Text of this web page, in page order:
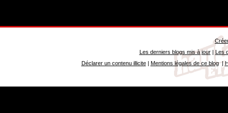
Les derniers blogs mis à jour| Les
Déclarer un contenu illicite| Mentions légales de ce blog|